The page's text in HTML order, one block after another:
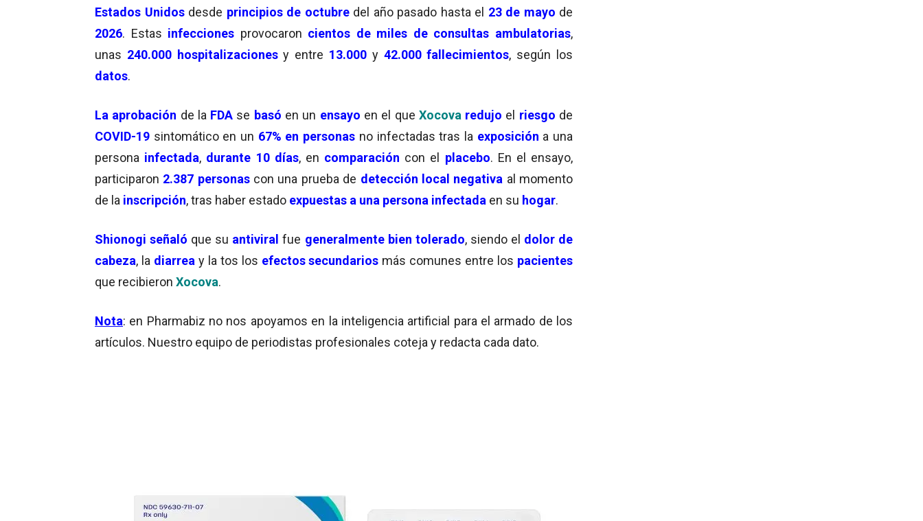
Estados Unidosdesde principios de octubredel año pasado hasta el 23 de mayo de
2026. Estas infecciones provocaron cientos de miles de consultas ambulatorias,
unas 240.000 hospitalizacionesy entre 13.000 y 42.000 fallecimientos, según los
datos.
La aprobación de la FDA se basó en un ensayo en el que Xocova redujo el riesgo de
COVID-19 sintomático en un 67% en personas no infectadas tras la exposición a una
persona infectada, durante 10 días, en comparación con el placebo. En el ensayo,
participaron 2.387 personas con una prueba de detección local negativa al momento
de la inscripción, tras haber estado expuestas a una persona infectada en su hogar.
Shionogi señaló que su antiviral fue generalmente bien tolerado, siendo el dolor de
cabeza, la diarrea y la tos los efectos secundarios más comunes entre los pacientes
que recibieron Xocova.
Nota: en Pharmabiz no nos apoyamos en la inteligencia artificial para el armado de los
artículos. Nuestro equipo de periodistas profesionales coteja y redacta cada dato.